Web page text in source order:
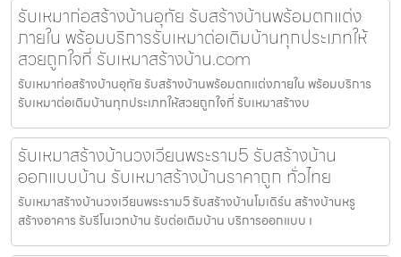
รับเหมาก่อสร้างบ้านอุทัย รับสร้างบ้านพร้อมตกแต่ง
ภายใน พร้อมบริการรับเหมาต่อเติมบ้านทุกประเภทให้
สวยถูกใจที่ รับเหมาสร้างบ้าน.com
รับเหมาก่อสร้างบ้านอุทัย รับสร้างบ้านพร้อมตกแต่งภายใน พร้อมบริการ
รับเหมาต่อเติมบ้านทุกประเภทให้สวยถูกใจที่ รับเหมาสร้างบ
รับเหมาสร้างบ้านวงเวียนพระราม5 รับสร้างบ้าน
ออกแบบบ้าน รับเหมาสร้างบ้านราคาถูก ทั่วไทย
รับเหมาสร้างบ้านวงเวียนพระราม5 รับสร้างบ้านโมเดิร์น สร้างบ้านหรู
สร้างอาคาร รับรีโนเวทบ้าน รับต่อเติมบ้าน บริการออกแบบ เ